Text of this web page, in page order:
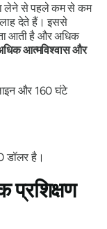
लेने से पहले कम से कम
देते हैं। इससे
आती है और अधिक
आत्मविश्वास और
और 160 घंटे
डॉलर है।
प्रशिक्षण